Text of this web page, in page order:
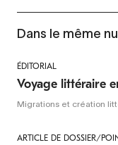
Dans le même
ÉDITORIAL
Voyage littéraire
Migrations et création
ARTICLE DE DOSSIER/